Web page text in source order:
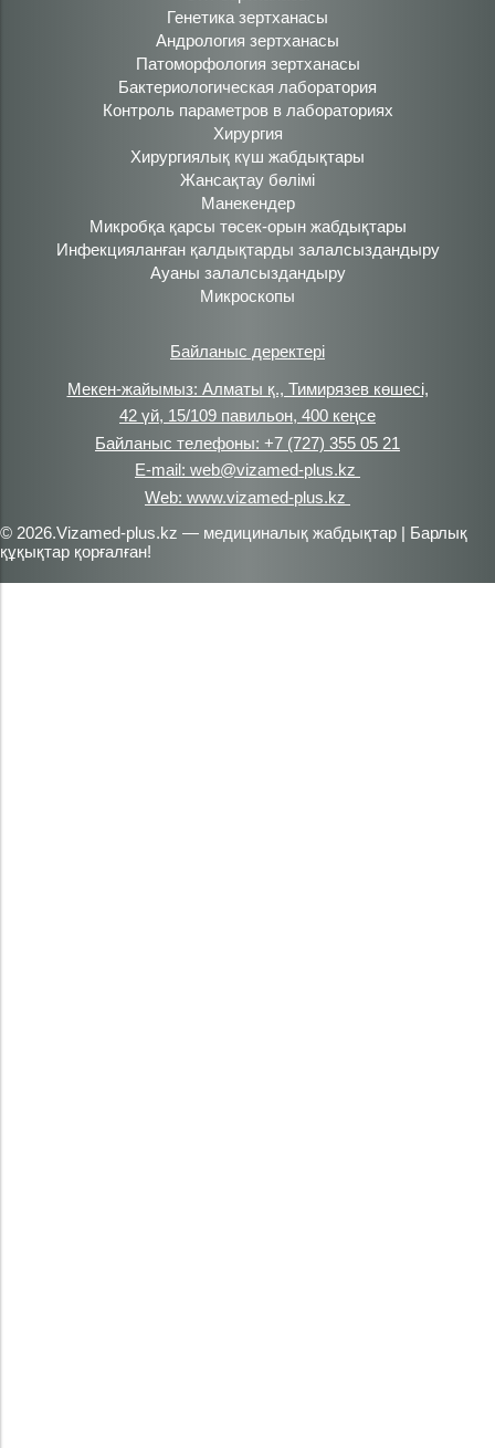
Генетика зертханасы
Андрология зертханасы
Патоморфология зертханасы
Бактериологическая лаборатория
Контроль параметров в лабораториях
Хирургия
Хирургиялық күш жабдықтары
Жансақтау бөлімі
Манекендер
Микробқа қарсы төсек-орын жабдықтары
Инфекцияланған қалдықтарды залалсыздандыру
Ауаны залалсыздандыру
Микроскопы
Байланыс деректері
Мекен-жайымыз: Алматы қ., Тимирязев көшесі,
42 үй, 15/109 павильон, 400 кеңсе
Байланыс телефоны: +7 (727) 355 05 21
E-mail: web@vizamed-plus.kz
Web: www.vizamed-plus.kz
© 2026.Vizamed-plus.kz — медициналық жабдықтар | Барлық
құқықтар қорғалған!